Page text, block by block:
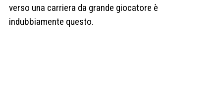
verso una carriera da grande giocatore è
indubbiamente questo.